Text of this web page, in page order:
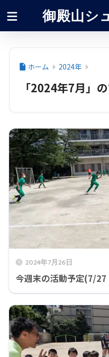
御殿山シ
ホーム 2024年
「2024年7月」
2024年7月26日
今週末の活動予定(7/